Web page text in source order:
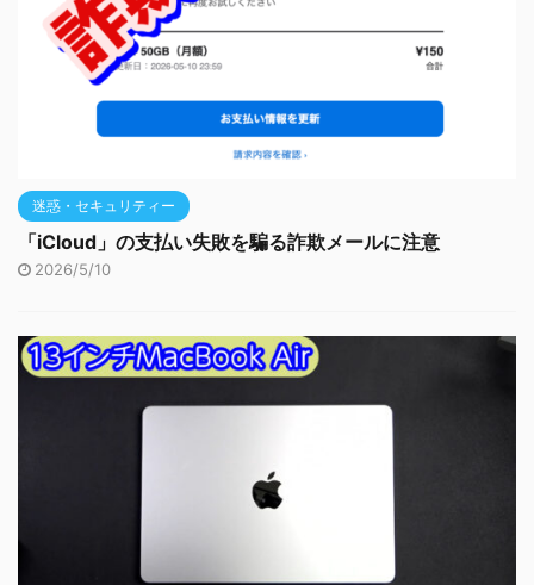
迷惑・セキュリティー
「iCloud」の支払い失敗を騙る詐欺メールに注意
2026/5/10